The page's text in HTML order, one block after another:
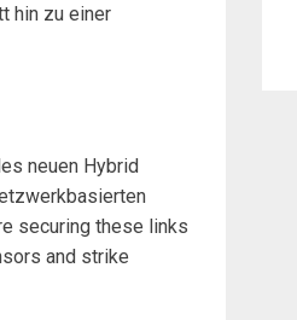
hin zu einer
neuen Hybrid
securing these links
and strike